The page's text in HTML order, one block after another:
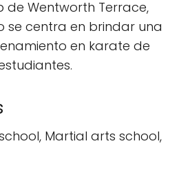
de Wentworth Terrace,
se centra en brindar una
en karate de
Martial arts school,